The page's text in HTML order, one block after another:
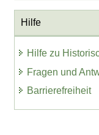
Hilfe
Hilfe zu
Fragen und
Barrierefreiheit